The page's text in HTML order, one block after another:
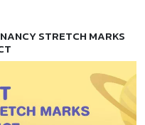
STRETCH MARKS